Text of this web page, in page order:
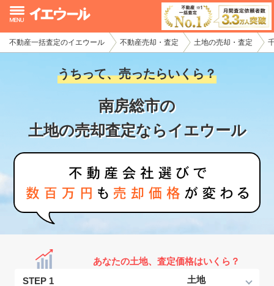
不動産一括査定のイエウール 不動産売却・査定 土地の売却・査定
うちって、売ったらいくら？
南房総市の
土地の売却査定ならイエウール
あなたの土地、査定価格はいくら？
STEP 1
イエウール加盟希望の不動産会社様
初めての方へ
不動産の売却・一括査定
家査定シミュレーター
お問い合わせ